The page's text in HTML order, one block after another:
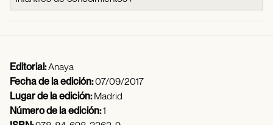
Editorial:Anaya
Fecha de la edición:07/09/2017
Lugar de la edición:Madrid
Número de la edición:1